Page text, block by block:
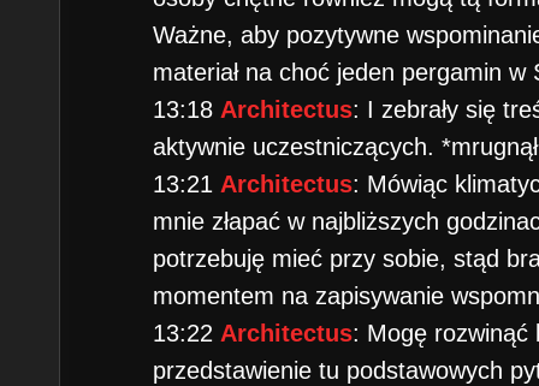
Ważne, aby pozytywne
materiał na choć jeden pergamin
13:18 Architectus: I zebrały się
aktywnie uczestniczących.
13:21 Architectus: Mówiąc
mnie złapać w najbliższych
potrzebuję mieć przy sobie, stąd
momentem na zapisywanie
13:22 Architectus: Mogę rozwinąć
przedstawienie tu podstawowych